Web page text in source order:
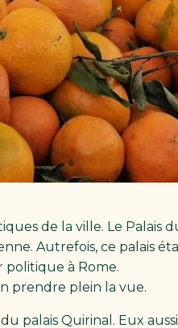
de la ville. Le Palais
Autrefois, ce palais
politique à Rome.
prendre plein la vue.
palais Quirinal. Eux